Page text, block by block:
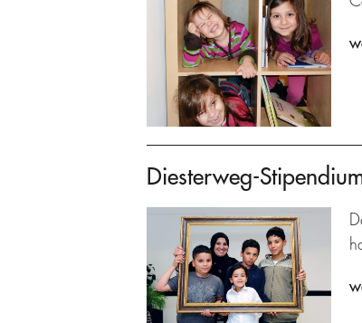
Diesterweg-